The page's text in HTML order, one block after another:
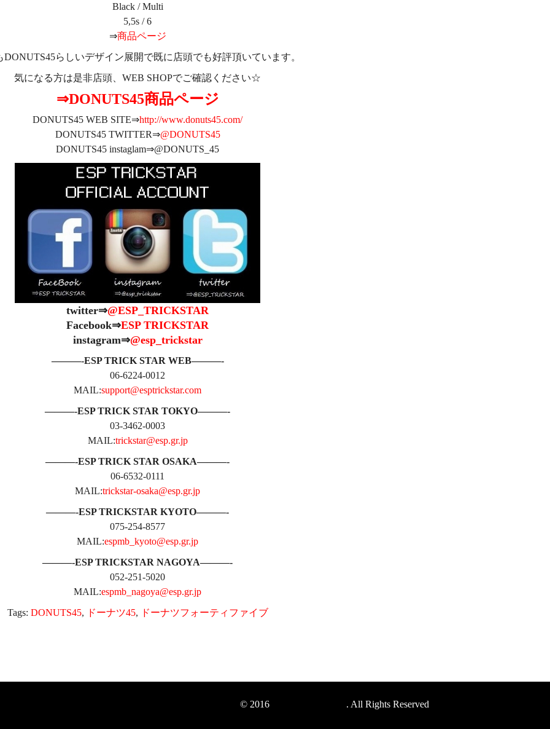
Black / Multi
5,5s / 6
⇒商品ページ
DONUTS45らしいデザイン展開で既に店頭でも好評頂いています。
気になる方は是非店頭、WEB SHOPでご確認ください☆
⇒DONUTS45商品ページ
DONUTS45 WEB SITE⇒http://www.donuts45.com/
DONUTS45 TWITTER⇒@DONUTS45
DONUTS45 instaglam⇒@DONUTS_45
twitter⇒@ESP_TRICKSTAR
Facebook⇒ESP TRICKSTAR
instagram⇒@esp_trickstar
———-ESP TRICK STAR WEB———-
06-6224-0012
MAIL:support@esptrickstar.com
———-ESP TRICK STAR TOKYO———-
03-3462-0003
MAIL:trickstar@esp.gr.jp
———-ESP TRICK STAR OSAKA———-
06-6532-0111
MAIL:trickstar-osaka@esp.gr.jp
———-ESP TRICKSTAR KYOTO———-
075-254-8577
MAIL:espmb_kyoto@esp.gr.jp
———-ESP TRICKSTAR NAGOYA———-
052-251-5020
MAIL:espmb_nagoya@esp.gr.jp
Tags: DONUTS45, ドーナツ45, ドーナツフォーティファイブ
© 2016 . All Rights Reserved